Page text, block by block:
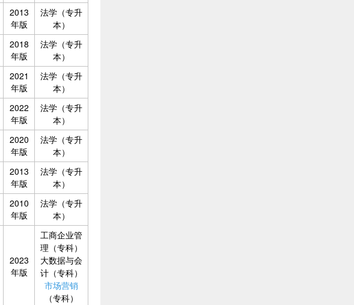
2013
年版
法学（专升
本）
2018
年版
法学（专升
本）
2021
年版
法学（专升
本）
2022
年版
法学（专升
本）
2020
年版
法学（专升
本）
2013
年版
法学（专升
本）
2010
年版
法学（专升
本）
2023
年版
工商企业管
理（专科）
大数据与会
计（专科）
市场营销
（专科）